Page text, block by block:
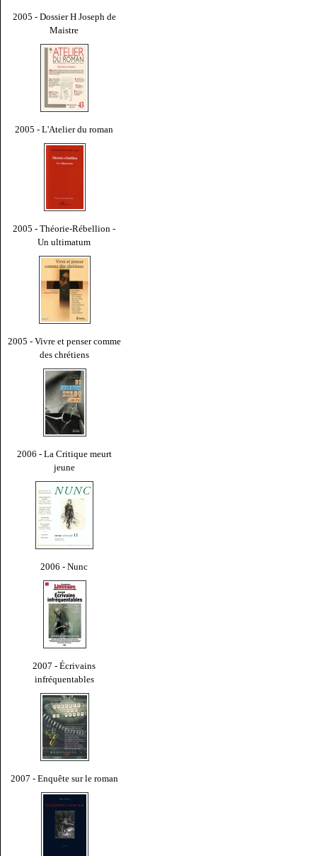
2005 - Dossier H Joseph de
Maistre
2005 - L'Atelier du roman
2005 - Théorie-Rébellion -
Un ultimatum
2005 - Vivre et penser comme
des chrétiens
2006 - La Critique meurt
jeune
2006 - Nunc
2007 - Écrivains
infréquentables
2007 - Enquête sur le roman